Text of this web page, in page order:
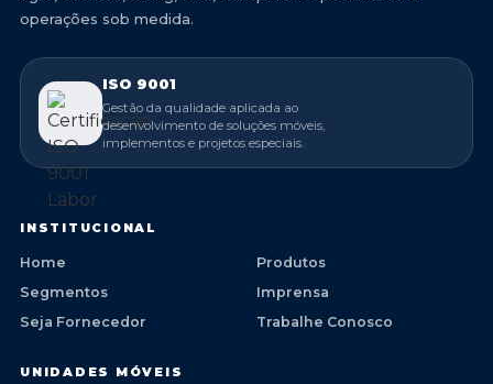
operações sob medida.
ISO 9001
Gestão da qualidade aplicada ao
desenvolvimento de soluções móveis,
implementos e projetos especiais.
INSTITUCIONAL
Home
Produtos
Segmentos
Imprensa
Seja Fornecedor
Trabalhe Conosco
UNIDADES MÓVEIS